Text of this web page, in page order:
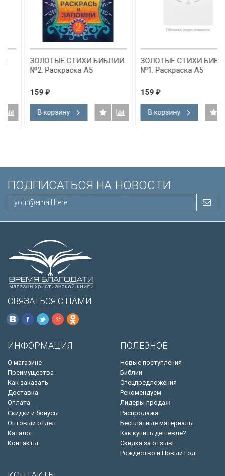
ЗОЛОТЫЕ СТИХИ БИБЛИИ
№2. Раскраска А5
₽
В корзину
ЗОЛОТЫЕ СТИХИ БИБЛИИ
№1. Раскраска А5
₽
В корзину
ПОДПИСАТЬСЯ НА НОВОСТИ
СВЯЗАТЬСЯ С НАМИ
ИНФОРМАЦИЯ
О магазине
Преимущества
Как заказать
Доставка
Оплата
Скидки и бонусы
Оптовый отдел
Каталог
Контакты
ПОЛЕЗНОЕ
Новые поступления
Библии
Спецпредложения
Рекомендуем
Лидеры продаж
Распродажа
Бесплатные материалы
Как купить дешевле?
Скидка за отзыв!
Рождество и Новый Год